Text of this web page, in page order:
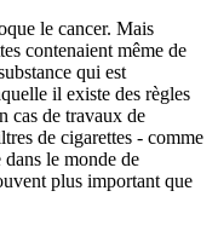
le cancer. Mais
contenaient même de
qui est
il existe des règles
cas de travaux de
de cigarettes - comme
le monde de
plus important que